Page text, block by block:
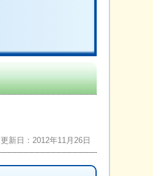
更新日：2012年11月26日